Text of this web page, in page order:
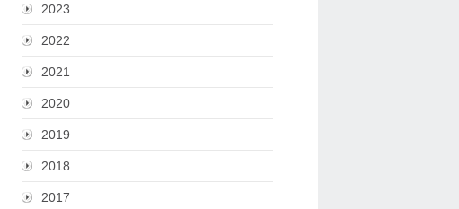
2023
2022
2021
2020
2019
2018
2017